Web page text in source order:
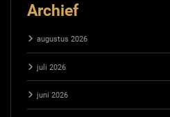
Archief
augustus 2026
juli 2026
juni 2026